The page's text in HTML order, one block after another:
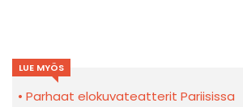
LUE MYÖS
Parhaat elokuvateatterit Pariisissa